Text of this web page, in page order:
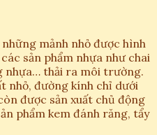
mảnh nhỏ được hình
sản phẩm nhựa như chai
nhựa… thải ra môi trường.
nhỏ, đường kính chỉ dưới
được sản xuất chủ động
phẩm kem đánh răng, tẩy